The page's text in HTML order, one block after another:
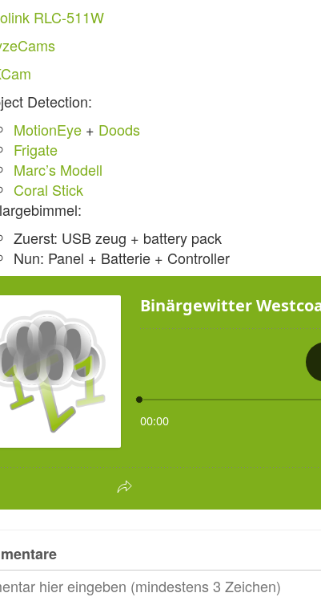
RLC-511W
Detection:
MotionEye+ Doods
Frigate
Marc’s Modell
Coral Stick
Zuerst: USB zeug + battery pack
Nun: Panel + Batterie + Controller